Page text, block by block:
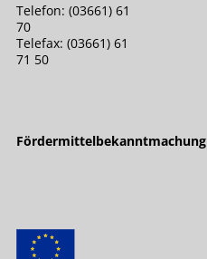
Telefon: (03661) 61
70
Telefax: (03661) 61
71 50
Fördermittelbekanntmachung